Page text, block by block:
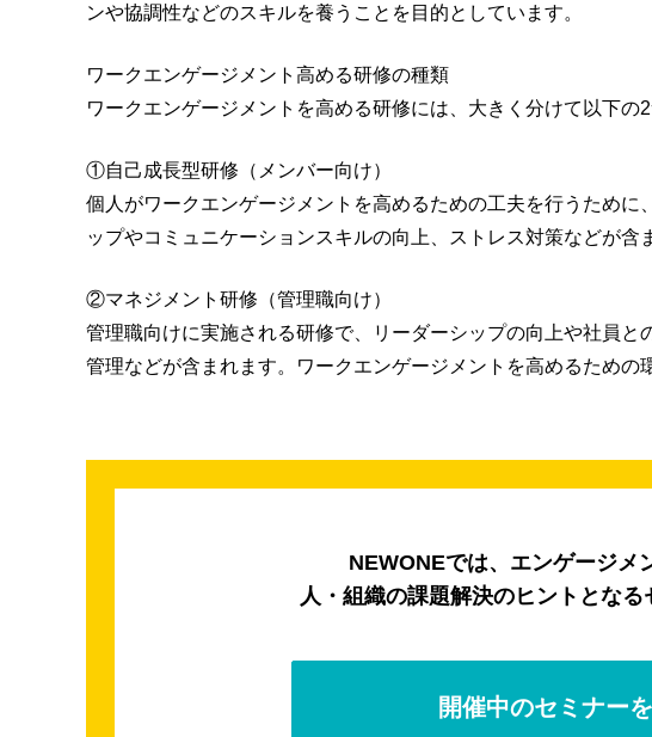
ンや協調性などのスキルを養うことを目的としています。
ワークエンゲージメント高める研修の種類
ワークエンゲージメントを高める研修には、大きく分けて以下の2
①自己成長型研修（メンバー向け）
個人がワークエンゲージメントを高めるための工夫を行うため
ップやコミュニケーションスキルの向上、ストレス対策などが含
②マネジメント研修（管理職向け）
管理職向けに実施される研修で、リーダーシップの向上や社員
管理などが含まれます。ワークエンゲージメントを高めるための
NEWONEでは、エンゲージメ
人・組織の課題解決のヒントとなる
開催中のセミナー